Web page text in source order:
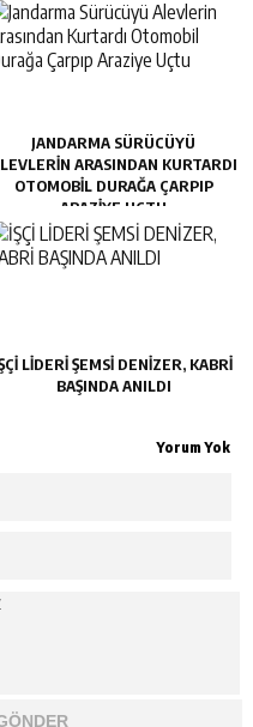
JANDARMA SÜRÜCÜYÜ
ARASINDAN KURTARDI
OTOMOBIL DURAĞA ÇARPIP
ARAZIYE UÇTU
LİDERİ ŞEMSİ DENİZER, KABRİ
BAŞINDA ANILDI
Yorum Yok